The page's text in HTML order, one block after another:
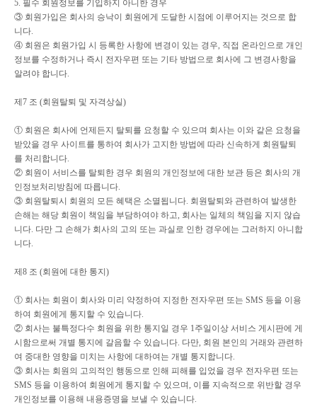
5. 필수 회원정보를 기입하지 아니한 경우
③ 회원가입은 회사의 승낙이 회원에게 도달한 시점에 이루어지는 것으로 합
니다.
④ 회원은 회원가입 시 등록한 사항에 변경이 있는 경우, 직접 온라인으로 개인
정보를 수정하거나 즉시 전자우편 또는 기타 방법으로 회사에 그 변경사항을
알려야 합니다.
제 7 조 (회원탈퇴 및 자격상실)
① 회원은 회사에 언제든지 탈퇴를 요청할 수 있으며 회사는 이와 같은 요청을
받았을 경우 사이트를 통하여 회사가 고지한 방법에 따라 신속하게 회원탈퇴
를 처리합니다.
② 회원이 서비스를 탈퇴한 경우 회원의 개인정보에 대한 보관 등은 회사의 개
인정보처리방침에 따릅니다.
③ 회원탈퇴시 회원의 모든 혜택은 소멸됩니다. 회원탈퇴와 관련하여 발생한
손해는 해당 회원이 책임을 부담하여야 하고, 회사는 일체의 책임을 지지 않습
니다. 다만 그 손해가 회사의 고의 또는 과실로 인한 경우에는 그러하지 아니합
니다.
제 8 조 (회원에 대한 통지 )
① 회사는 회원이 회사와 미리 약정하여 지정한 전자우편 또는 SMS 등을 이용
하여 회원에게 통지할 수 있습니다.
② 회사는 불특정다수 회원을 위한 통지일 경우 1주일이상 서비스 게시판에 게
시함으로써 개별 통지에 갈음할 수 있습니다. 다만, 회원 본인의 거래와 관련하
여 중대한 영향을 미치는 사항에 대하여는 개별 통지합니다.
③ 회사는 회원의 고의적인 행동으로 인해 피해를 입었을 경우 전자우편 또는
SMS 등을 이용하여 회원에게 통지할 수 있으며, 이를 지속적으로 위반할 경우
개인정보를 이용해 내용증명을 보낼 수 있습니다.